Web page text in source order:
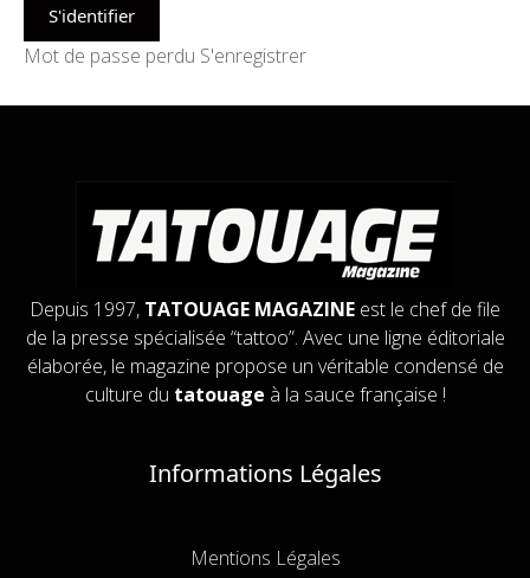
Mot de passe perdu S'enregistrer
Depuis 1997, TATOUAGE MAGAZINE est le chef de file
de la presse spécialisée “tattoo”. Avec une ligne éditoriale
élaborée, le magazine propose un véritable condensé de
culture du tatouage à la sauce française !
Informations Légales
Mentions Légales